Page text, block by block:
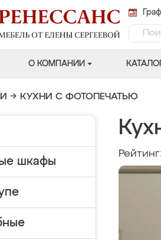
О КОМПАНИИ КАТАЛОГ
→ КУХНИ С ФОТОПЕЧАТЬЮ
шкафы
Рейтинг: